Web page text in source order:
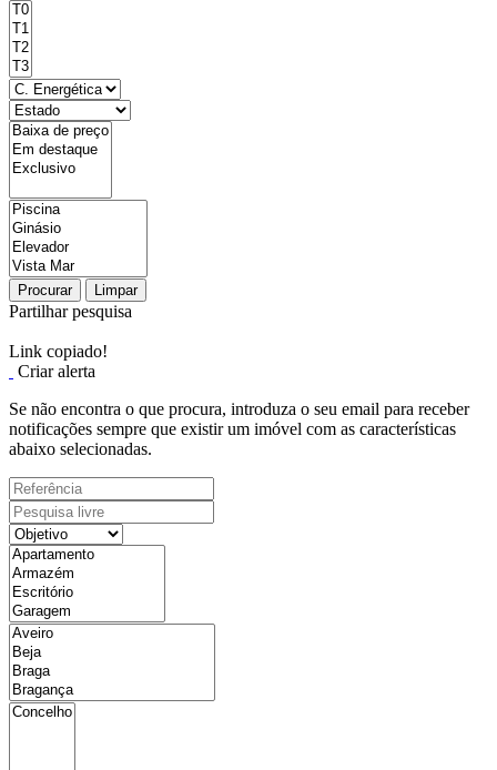
Procurar Limpar
Partilhar pesquisa
Link copiado!
Criar alerta
Se não encontra o que procura, introduza o seu email para receber
notificações sempre que existir um imóvel com as características
abaixo selecionadas.